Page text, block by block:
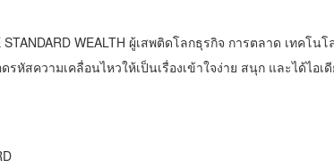
WEALTH ผู้เสพติดโลกธุรกิจ การตลาด เทคโนโ
สความเคลื่อนไหวให้เป็นเรื่องเข้าใจง่าย สนุก และได้ไอเ